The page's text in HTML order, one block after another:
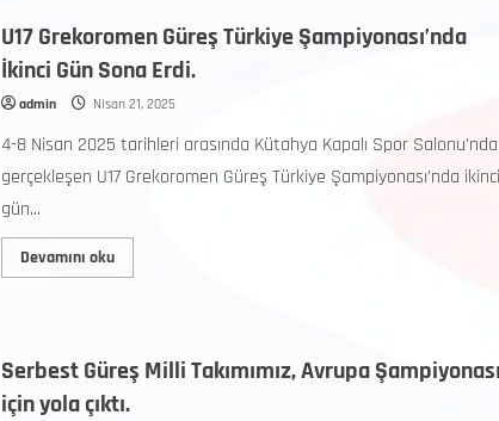
U17 Grekoromen Güreş Türkiye Şampiyonası’nda
İkinci Gün Sona Erdi.
admin Nisan 21, 2025
4-8 Nisan 2025 tarihleri arasında Kütahya Kapalı Spor Salonu’nda
gerçekleşen U17 Grekoromen Güreş Türkiye Şampiyonası’nda ikinci
gün...
Devamını oku
Serbest Güreş Milli Takımımız, Avrupa
için yola çıktı.